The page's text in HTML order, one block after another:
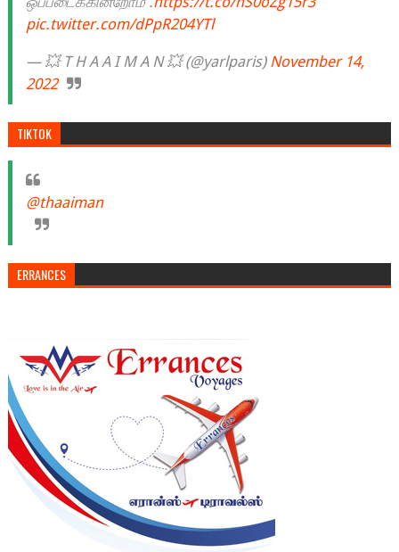
pic.twitter.com/dPpR204YTl
— 💥 T H A A I M A N 💥 (@yarlparis) November 14,
2022
TIKTOK
@thaaiman
ERRANCES